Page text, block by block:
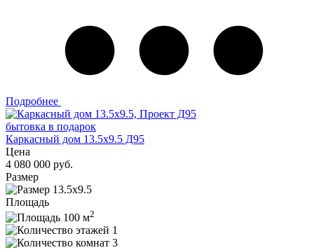
Подробнее
бытовка в подарок
Каркасный дом 13.5х9.5 Д95
Цена
4 080 000 руб.
Размер
13.5х9.5
Площадь
100 м2
1
3